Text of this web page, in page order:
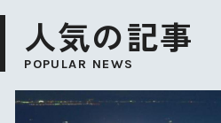
人気の記事
POPULAR NEWS